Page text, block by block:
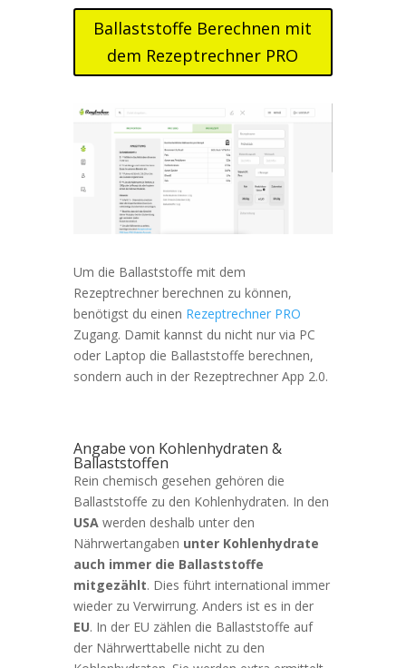
Ballaststoffe Berechnen mit
dem Rezeptrechner PRO
Um die Ballaststoffe mit dem
Rezeptrechner berechnen zu können,
benötigst du einen Rezeptrechner PRO
Zugang. Damit kannst du nicht nur via PC
oder Laptop die Ballaststoffe berechnen,
sondern auch in der Rezeptrechner App 2.0.
Angabe von Kohlenhydraten &
Ballaststoffen
Rein chemisch gesehen gehören die
Ballaststoffe zu den Kohlenhydraten. In den
USA werden deshalb unter den
Nährwertangaben unter Kohlenhydrate
auch immer die Ballaststoffe
mitgezählt. Dies führt international immer
wieder zu Verwirrung. Anders ist es in der
EU. In der EU zählen die Ballaststoffe auf
der Nährwerttabelle nicht zu den